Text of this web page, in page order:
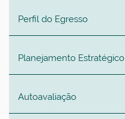
Perfil do Egresso
Planejamento Estratégico
Autoavaliação